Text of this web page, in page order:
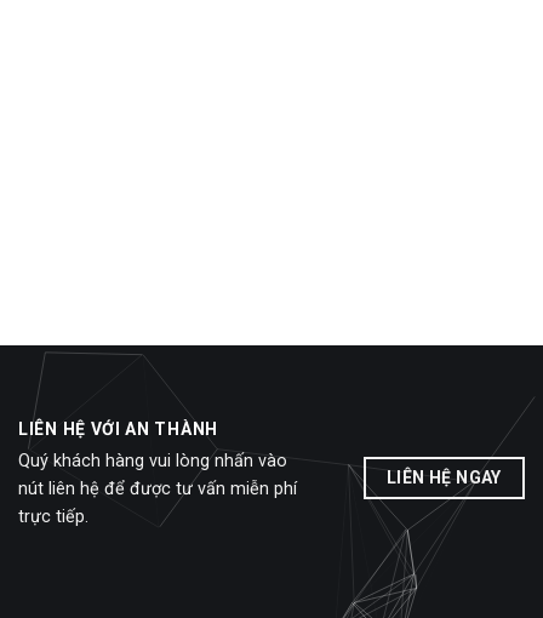
LIÊN HỆ VỚI AN THÀNH
Quý khách hàng vui lòng nhấn vào
nút liên hệ để được tư vấn miễn phí
trực tiếp.
LIÊN HỆ NGAY